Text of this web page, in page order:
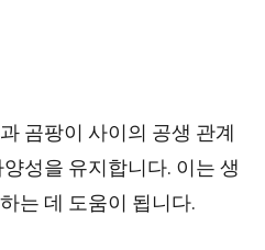
곰팡이 사이의 공생 관계
성을 유지합니다. 이는 생
는 데 도움이 됩니다.